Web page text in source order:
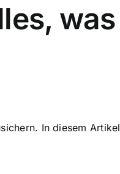
was
In diesem Artikel